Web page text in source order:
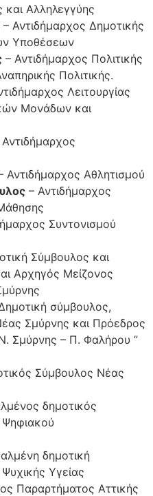
και Αλληλεγγύης
– Αντιδήμαρχος Δημοτικής
Υποθέσεων
– Αντιδήμαρχος Πολιτικής
Πολιτικής.
Λειτουργίας
Μονάδων και
Αντιδήμαρχος Αθλητισμού
– Αντιδήμαρχος
Συντονισμού
Σύμβουλος και
Αρχηγός Μείζονος
σύμβουλος,
Σμύρνης και Πρόεδρος
Σμύρνης – Π. Φαλήρου ”
Σύμβουλος Νέας
δημοτικός
δημοτική
Υγείας
Παραρτήματος Αττικής